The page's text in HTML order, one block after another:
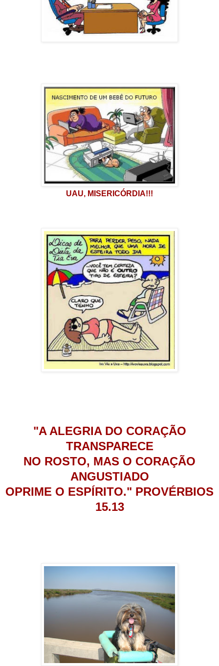
UAU, MISERICÓRDIA!!!
"A ALEGRIA DO CORAÇÃO
TRANSPARECE
NO ROSTO, MAS O CORAÇÃO
ANGUSTIADO
OPRIME O ESPÍRITO." PROVÉRBIOS
15.13